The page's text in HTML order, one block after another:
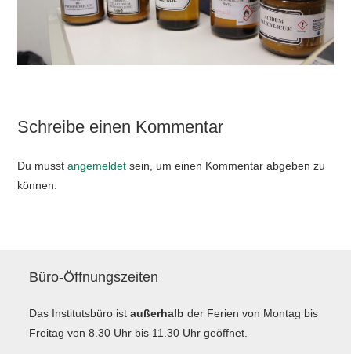
Schreibe einen Kommentar
Du musstangemeldet sein, um einen Kommentar abgeben zu
können.
Büro-Öffnungszeiten
Das Institutsbüro istaußerhalb der Ferien von Montag bis
Freitag von 8.30 Uhr bis 11.30 Uhr geöffnet.